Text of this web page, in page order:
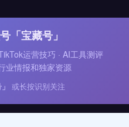
「宝藏号」
运营技巧 · AI工具测评
业情报和独家资源
或长按识别关注